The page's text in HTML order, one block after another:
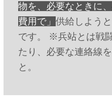
物を、必要なときに
費用で」 供給しよう
です。 ※兵站とは戦
たり、必要な連絡線
と。